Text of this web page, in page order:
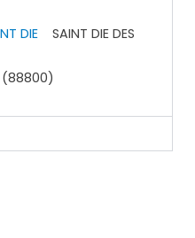
DIE
SAINT DIE DES
(88800)